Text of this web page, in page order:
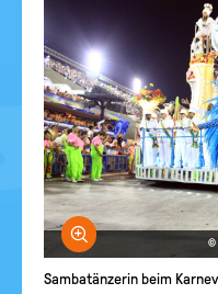
Bild
Sambatänzerin beim